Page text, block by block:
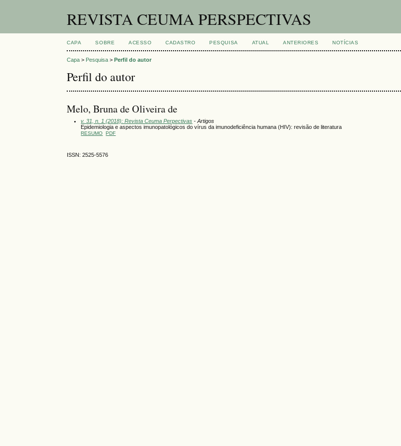
REVISTA CEUMA PERSPECTIVAS
CAPA SOBRE ACESSO CADASTRO PESQUISA ATUAL ANTERIORES NOTÍCIAS
Capa > Pesquisa >Perfil do autor
Perfil do autor
Melo, Bruna de Oliveira de
v. 31, n. 1 (2018): Revista Ceuma Perpectivas - Artigos
Epidemiologia e aspectos imunopatológicos do vírus da imunodeficiência humana (HIV): revisão de literatura
RESUMO PDF
ISSN: 2525-5576